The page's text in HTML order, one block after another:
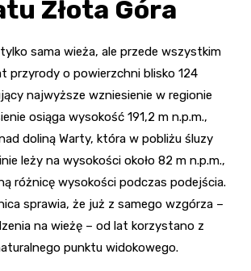
Złota Góra
sama wieża, ale przede wszystkim
przyrody o powierzchni blisko 124
najwyższe wzniesienie w regionie
osiąga wysokość 191,2 m n.p.m.,
doliną Warty, która w pobliżu śluzy
leży na wysokości około 82 m n.p.m.,
różnicę wysokości podczas podejścia.
sprawia, że już z samego wzgórza –
na wieżę – od lat korzystano z
punktu widokowego.